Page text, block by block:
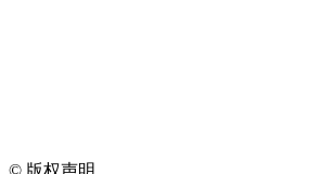
© 版权声明